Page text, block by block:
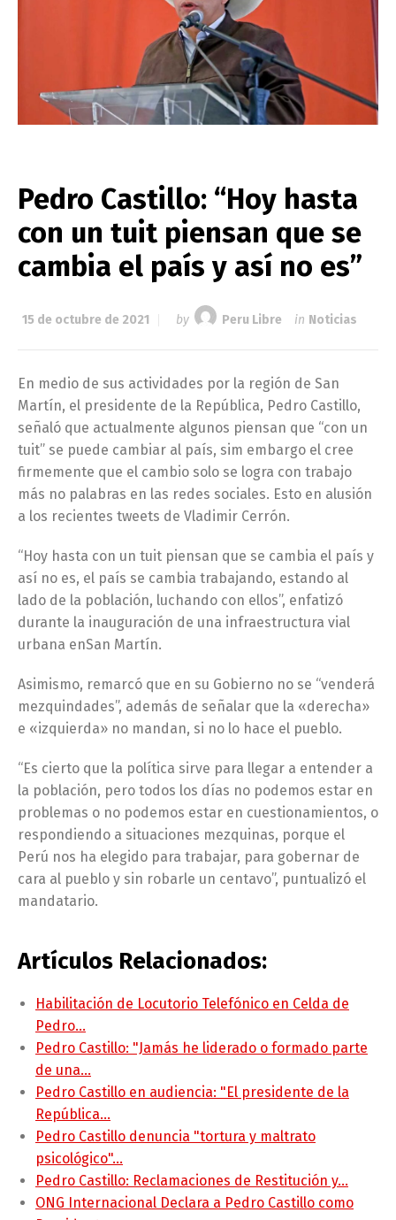
Pedro Castillo: “Hoy hasta
con un tuit piensan que se
cambia el país y así no es”
15 de octubre de 2021 by Peru Libre in Noticias
En medio de sus actividades por la región de San
Martín, el presidente de la República, Pedro Castillo,
señaló que actualmente algunos piensan que “con un
tuit” se puede cambiar al país, sim embargo el cree
firmemente que el cambio solo se logra con trabajo
más no palabras en las redes sociales. Esto en alusión
a los recientes tweets de Vladimir Cerrón.
“Hoy hasta con un tuit piensan que se cambia el país y
así no es, el país se cambia trabajando, estando al
lado de la población, luchando con ellos”, enfatizó
durante la inauguración de una infraestructura vial
urbana enSan Martín.
Asimismo, remarcó que en su Gobierno no se “venderá
mezquindades”, además de señalar que la «derecha»
e «izquierda» no mandan, si no lo hace el pueblo.
“Es cierto que la política sirve para llegar a entender a
la población, pero todos los días no podemos estar en
problemas o no podemos estar en cuestionamientos, o
respondiendo a situaciones mezquinas, porque el
Perú nos ha elegido para trabajar, para gobernar de
cara al pueblo y sin robarle un centavo”, puntualizó el
mandatario.
Artículos Relacionados:
Habilitación de Locutorio Telefónico en Celda de
Pedro…
Pedro Castillo: "Jamás he liderado o formado parte
de una…
Pedro Castillo en audiencia: "El presidente de la
República…
Pedro Castillo denuncia "tortura y maltrato
psicológico"…
Pedro Castillo: Reclamaciones de Restitución y…
ONG Internacional Declara a Pedro Castillo como